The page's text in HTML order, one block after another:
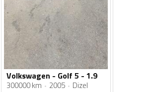
Volkswagen - Golf 5 - 1.9
300000 km 2005 Dizel